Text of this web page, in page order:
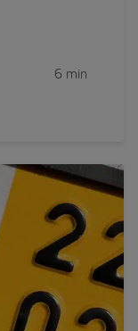
6 min